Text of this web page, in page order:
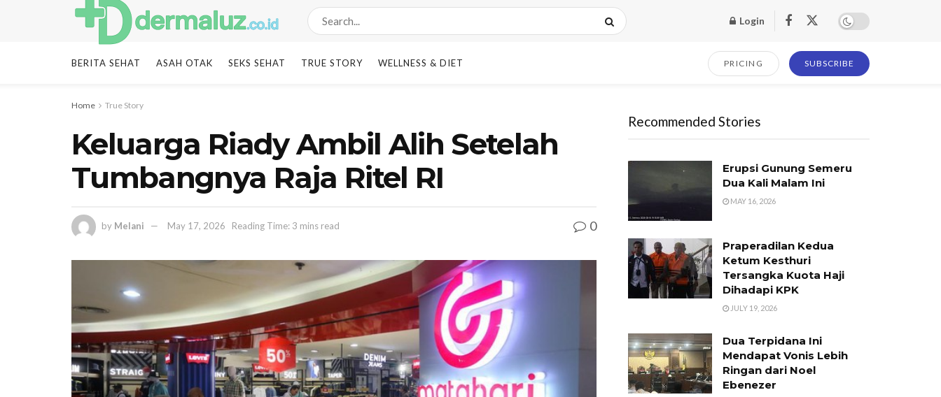
Login
BERITA SEHAT ASAH OTAK SEKS SEHAT TRUE STORY WELLNESS & DIET PRICING SUBSCRIBE
Home True Story
Keluarga Riady Ambil Alih Setelah
Tumbangnya Raja Ritel RI
by Melani May 17, 2026 Reading Time: 3 mins read 0
Recommended Stories
Erupsi Gunung Semeru
Dua Kali Malam Ini
MAY 16, 2026
Praperadilan Kedua
Ketum Kesthuri
Tersangka Kuota Haji
Dihadapi KPK
JULY 19, 2026
Dua Terpidana Ini
Mendapat Vonis Lebih
Ringan dari Noel
Ebenezer